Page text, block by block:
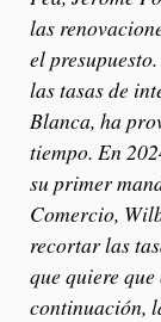
las
el
las tasas de
Blanca, ha
tiempo. En
su primer
Comercio,
recortar las
que quiere
continuación,